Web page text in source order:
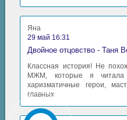
Яна
29 май 16:31
Двойное отцовство - Таня
Классная история! Не
МЖМ, которые я читала
харизматичные герои,
главных